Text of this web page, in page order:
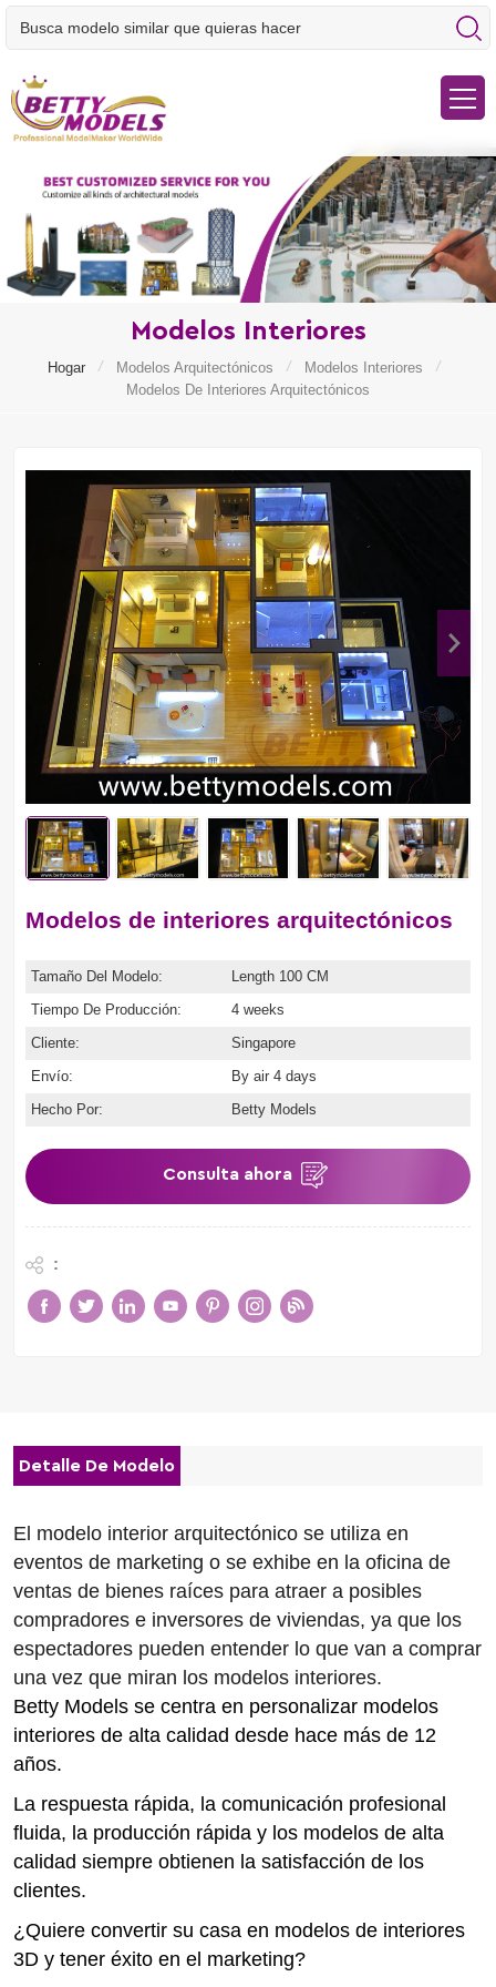
Modelos Interiores
Hogar / Modelos Arquitectónicos / Modelos Interiores
/
Modelos De Interiores Arquitectónicos
Modelos de interiores arquitectónicos
Tamaño Del Modelo:
Length 100 CM
Tiempo De Producción:
4 weeks
Cliente:
Singapore
Envío:
By air 4 days
Hecho Por:
Betty Models
Consulta ahora
:
Detalle De Modelo
El modelo interior arquitectónico se utiliza en
eventos de marketing o se exhibe en la oficina de
ventas de bienes raíces para atraer a posibles
compradores e inversores de viviendas, ya que los
espectadores pueden entender lo que van a comprar
una vez que miran los modelos interiores.
Betty Models se centra en personalizar modelos
interiores de alta calidad desde hace más de 12
años.
La respuesta rápida, la comunicación profesional
fluida, la producción rápida y los modelos de alta
calidad siempre obtienen la satisfacción de los
clientes.
¿Quiere convertir su casa en modelos de interiores
3D y tener éxito en el marketing?